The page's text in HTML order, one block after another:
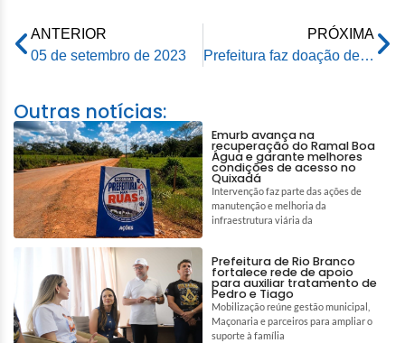
ANTERIOR
05 de setembro de 2023
PRÓXIMA
Prefeitura faz doação de alimentos ao Educandário Santa Margarida e Lar dos Vicentinos
Outras notícias:
Emurb avança na
recuperação do Ramal Boa
Água e garante melhores
condições de acesso no
Quixadá
Intervenção faz parte das ações de
manutenção e melhoria da
infraestrutura viária da
Prefeitura de Rio Branco
fortalece rede de apoio
para auxiliar tratamento de
Pedro e Tiago
Mobilização reúne gestão municipal,
Maçonaria e parceiros para ampliar o
suporte à família